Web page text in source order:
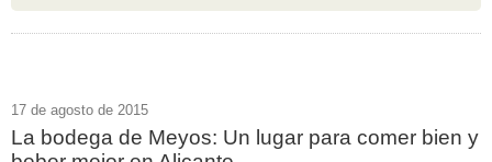
17 de agosto de 2015
La bodega de Meyos: Un lugar para comer bien y